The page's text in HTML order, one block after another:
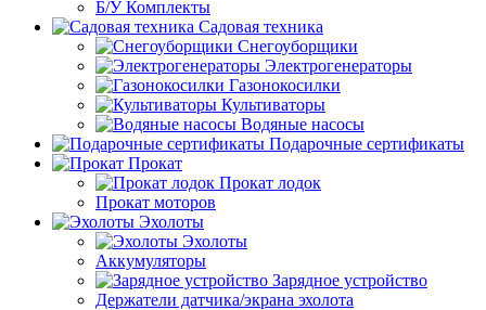
Б/У Комплекты
Садовая техника
Снегоуборщики
Электрогенераторы
Газонокосилки
Культиваторы
Водяные насосы
Подарочные сертификаты
Прокат
Прокат лодок
Прокат моторов
Эхолоты
Эхолоты
Аккумуляторы
Зарядное устройство
Держатели датчика/экрана эхолота